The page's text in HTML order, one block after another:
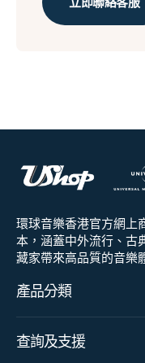
環球音樂香港官方網上
本，涵蓋中外流行、古
藏家帶來高品質的音樂
產品分類
查詢及支援